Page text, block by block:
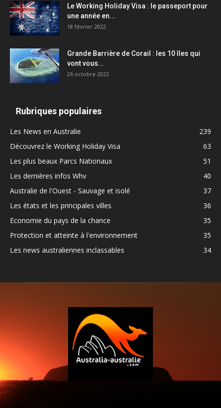
Le Working Holiday Visa : le passeport pour
une année en...
18 février 2022
Grande Barrière de Corail : les 10 îles qui
vont vous...
26 octobre 2022
Rubriques populaires
Les News en Australie
239
Découvrez le Working Holiday Visa
63
Les plus beaux Parcs Nationaux
51
Les dernières infos Whv
40
Australie de l'Ouest - Sauvage et isolé
37
Les états et les principales villes
36
Economie du pays de la chance
35
Protection et atteinte à l'environnement
35
Les news australiennes inclassables
34